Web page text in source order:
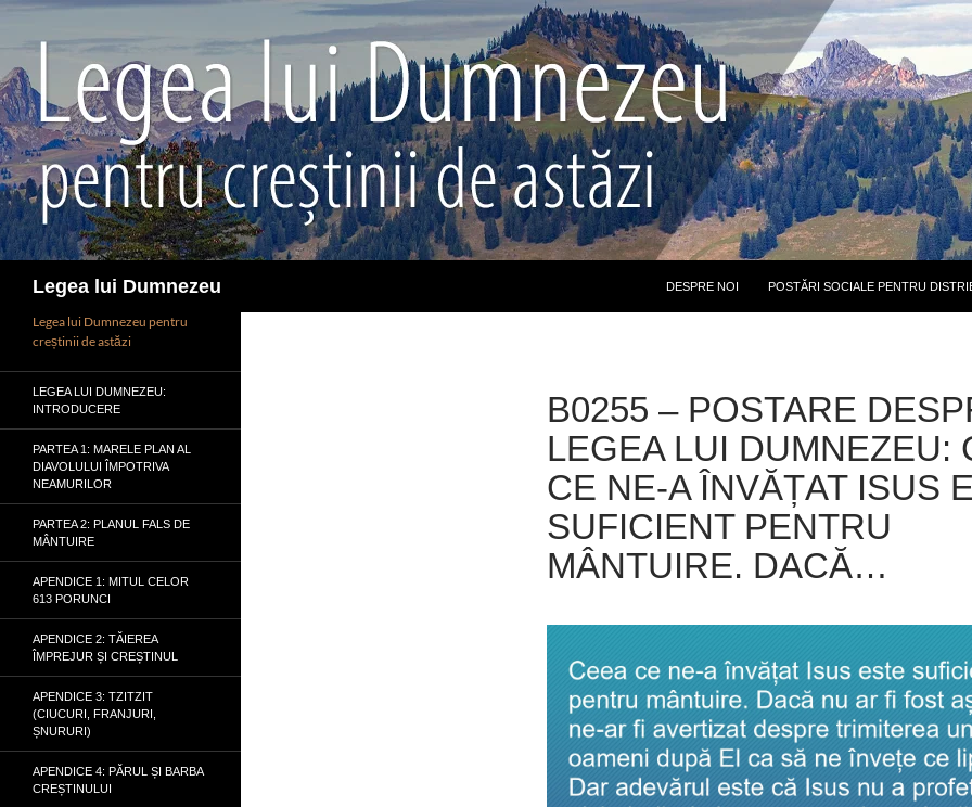
conținut
Legea lui Dumnezeu DESPRE NOI POSTĂRI SOCIALE PENTRU
B0255 – POSTARE
LEGEA LUI DUMNEZEU:
CE NE-A ÎNVĂȚAT ISUS
SUFICIENT PENTRU
MÂNTUIRE. DACĂ…
Legea lui Dumnezeu pentru
creștinii de astăzi
LEGEA LUI DUMNEZEU:
INTRODUCERE
PARTEA 1: MARELE PLAN AL
DIAVOLULUI ÎMPOTRIVA
NEAMURILOR
PARTEA 2: PLANUL FALS DE
MÂNTUIRE
APENDICE 1: MITUL CELOR
613 PORUNCI
APENDICE 2: TĂIEREA
ÎMPREJUR ȘI CREȘTINUL
APENDICE 3: TZITZIT
(CIUCURI, FRANJURI,
ȘNURURI)
APENDICE 4: PĂRUL ȘI BARBA
CREȘTINULUI